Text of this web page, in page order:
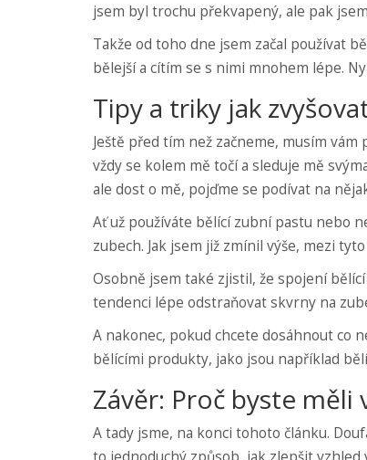
jsem byl trochu překvapený, ale pak
Takže od toho dne jsem začal používat
bělejší a cítím se s nimi mnohem lépe.
Tipy a triky jak
Ještě před tím než začneme, musím
vždy se kolem mě točí a sleduje mě
ale dost o mě, pojďme se podívat na
Ať už používáte bělící zubní pastu nebo
zubech. Jak jsem již zmínil výše, mezi
Osobně jsem také zjistil, že spojení
tendenci lépe odstraňovat skvrny na
A nakonec, pokud chcete dosáhnout co
bělícími produkty, jako jsou například
Závěr: Proč byste měli
A tady jsme, na konci tohoto článku.